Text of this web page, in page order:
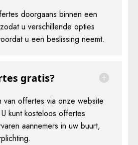
doorgaans binnen een
u verschillende opties
u een beslissing neemt.
gratis?
van offertes via onze website
kunt kosteloos offertes
aannemers in uw buurt,